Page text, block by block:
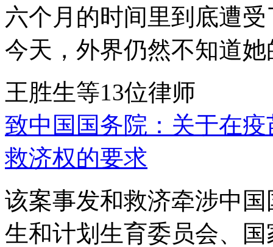
六个月的时间里到底遭
今天，外界仍然不知道
王胜生等13位律师
致中国国务院：关于在
救济权的要求
该案事发和救济牵涉中
生和计划生育委员会、